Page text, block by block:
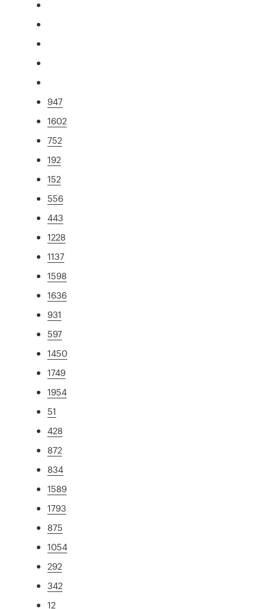
947
1602
752
192
152
556
443
1228
1137
1598
1636
931
597
1450
1749
1954
51
428
872
834
1589
1793
875
1054
292
342
12